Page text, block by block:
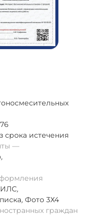
срока истечения
,
,
, Фото 3Х4
граждан